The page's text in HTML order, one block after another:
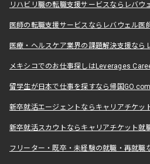
リハビリ職の転職支援サービスならレバウ
医師の転職支援サービスならレバウェル医
医療・ヘルスケア業界の課題解決支援なら
メキシコでのお仕事探しはLeverages
留学生が日本で仕事を探すなら帰国GO.com
新卒就活エージェントならキャリアチケッ
新卒就活スカウトならキャリアチケット就
フリーター・既卒・未経験の就職・再就職